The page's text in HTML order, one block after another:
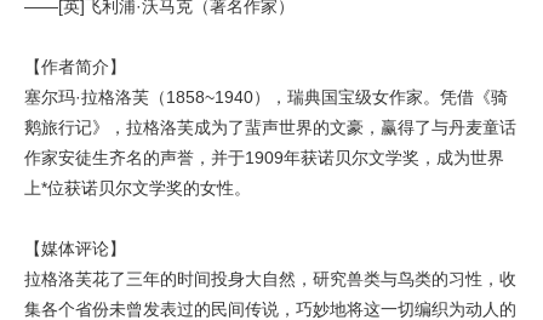
——[英]飞利浦·沃马克（著名作家）
【作者简介】
塞尔玛·拉格洛芙（1858~1940），瑞典国宝级女作家。凭借《骑
鹅旅行记》，拉格洛芙成为了蜚声世界的文豪，赢得了与丹麦童话
作家安徒生齐名的声誉，并于1909年获诺贝尔文学奖，成为世界
上*位获诺贝尔文学奖的女性。
【媒体评论】
拉格洛芙花了三年的时间投身大自然，研究兽类与鸟类的习性，收
集各个省份未曾发表过的民间传说，巧妙地将这一切编织为动人的